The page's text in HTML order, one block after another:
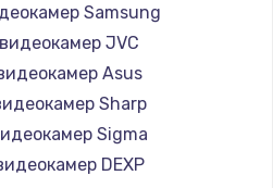
от пыли
990 руб.
Wi-Fi
1030 руб.
Samsung
JVC
Asus
Sharp
Sigma
DEXP